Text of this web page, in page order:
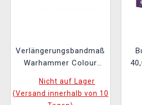
Verlängerungsbandmaß
Warhammer Colour
Nicht auf Lager
(Versand innerhalb von 10